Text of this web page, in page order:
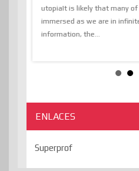
utopiaIt is likely that many of
immersed as we are in
information, the...
ENLACES
Superprof